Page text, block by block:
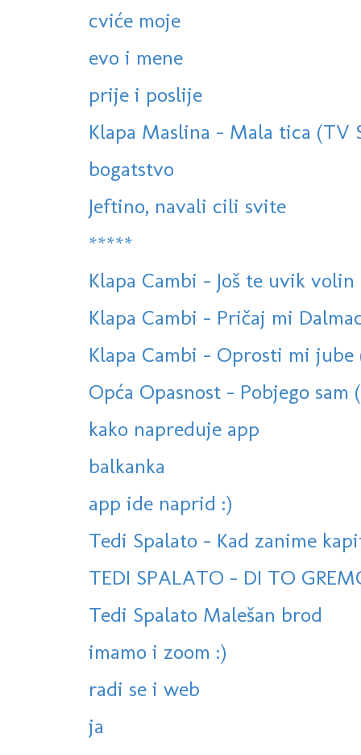
cviće moje
evo i mene
prije i poslije
Klapa Maslina - Mala tica (TV
bogatstvo
Jeftino, navali cili svite
*****
Klapa Cambi - Još te uvik
Klapa Cambi - Pričaj mi
Klapa Cambi - Oprosti mi jube
Opća Opasnost - Pobjego
kako napreduje app
balkanka
app ide naprid :)
Tedi Spalato - Kad zanime
TEDI SPALATO - DI TO
Tedi Spalato Malešan brod
imamo i zoom :)
radi se i web
ja